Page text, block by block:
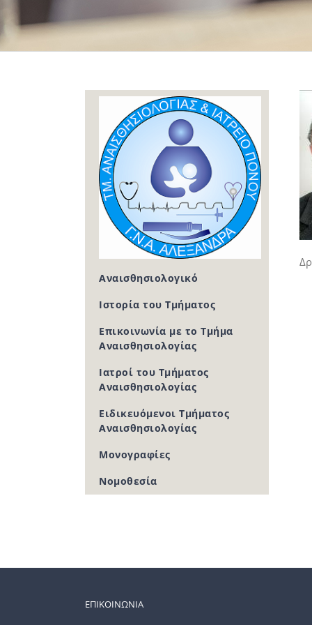
Αναισθησιολογικό
Ιστορία του Τμήματος
Επικοινωνία με το Τμήμα
Αναισθησιολογίας
Ιατροί του Τμήματος
Αναισθησιολογίας
Ειδικευόμενοι Τμήματος
Αναισθησιολογίας
Μονογραφίες
Νομοθεσία
ΕΠΙΚΟΙΝΩΝΙΑ